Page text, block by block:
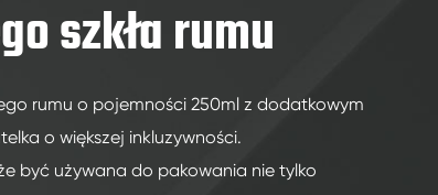
szkła rumu
rumu o pojemności 250ml z dodatkowym
o większej inkluzywności.
być używana do pakowania nie tylko